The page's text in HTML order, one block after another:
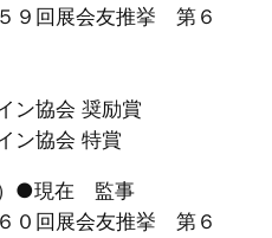
９回展会友推挙 第６
ン協会 奨励賞
ン協会 特賞
）●現在 監事
０回展会友推挙 第６